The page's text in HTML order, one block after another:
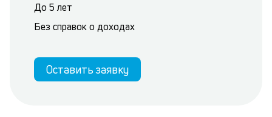
До 5 лет
Без справок о доходах
Оставить заявку